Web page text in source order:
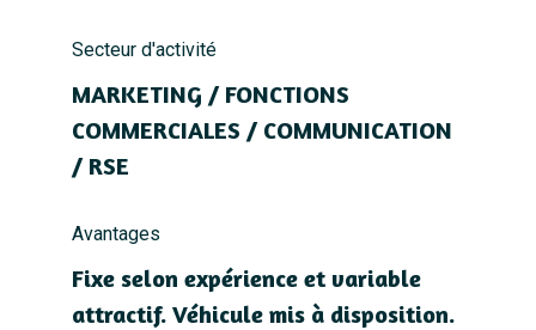
Secteur d'activité
MARKETING / FONCTIONS
COMMERCIALES / COMMUNICATION
/ RSE
Avantages
Fixe selon expérience et variable
attractif. Véhicule mis à disposition.